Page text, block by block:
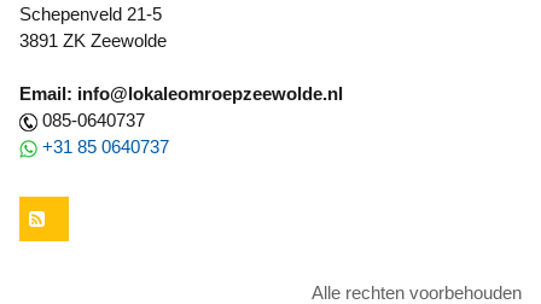
Schepenveld 21-5
3891 ZK Zeewolde
Email: info@lokaleomroepzeewolde.nl
085-0640737
+31 85 0640737
Alle rechten voorbehouden